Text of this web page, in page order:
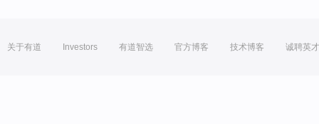
关于有道 Investors 有道智选 官方博客 技术博客 诚聘英才